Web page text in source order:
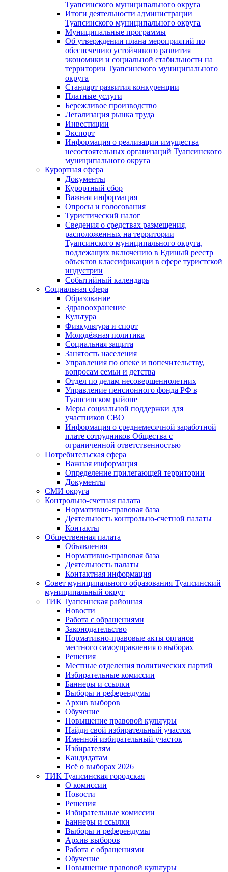
Туапсинского муниципального округа
Итоги деятельности администрации
Туапсинского муниципального округа
Муниципальные программы
Об утверждении плана мероприятий по
обеспечению устойчивого развития
экономики и социальной стабильности на
территории Туапсинского муниципального
округа
Стандарт развития конкуренции
Платные услуги
Бережливое производство
Легализация рынка труда
Инвестиции
Экспорт
Информация о реализации имущества
несостоятельных организаций Туапсинского
муниципального округа
Курортная сфера
Документы
Курортный сбор
Важная информация
Опросы и голосования
Туристический налог
Сведения о средствах размещения,
расположенных на территории
Туапсинского муниципального округа,
подлежащих включению в Единый реестр
объектов классификации в сфере туристской
индустрии
Событийный календарь
Социальная сфера
Образование
Здравоохранение
Культура
Физкультура и спорт
Молодёжная политика
Социальная защита
Занятость населения
Управления по опеке и попечительству,
вопросам семьи и детства
Отдел по делам несовершеннолетних
Управление пенсионного фонда РФ в
Туапсинском районе
Меры социальной поддержки для
участников СВО
Информация о среднемесячной заработной
плате сотрудников Общества с
ограниченной ответственностью
Потребительская сфера
Важная информация
Определение прилегающей территории
Документы
СМИ округа
Контрольно-счетная палата
Нормативно-правовая база
Деятельность контрольно-счетной палаты
Контакты
Общественная палата
Объявления
Нормативно-правовая база
Деятельность палаты
Контактная информация
Совет муниципального образования Туапсинский
муниципальный округ
ТИК Туапсинская районная
Новости
Работа с обращениями
Законодательство
Нормативно-правовые акты органов
местного самоуправления о выборах
Решения
Местные отделения политических партий
Избирательные комиссии
Баннеры и ссылки
Выборы и референдумы
Архив выборов
Обучение
Повышение правовой культуры
Найди свой избирательный участок
Именной избирательный участок
Избирателям
Кандидатам
Всё о выборах 2026
ТИК Туапсинская городская
О комиссии
Новости
Решения
Избирательные комиссии
Баннеры и ссылки
Выборы и референдумы
Архив выборов
Работа с обращениями
Обучение
Повышение правовой культуры